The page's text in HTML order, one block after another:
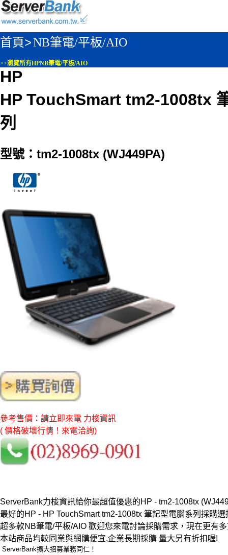
首頁>NB筆電/平板/AIO
>>瀏覽所有HPNB筆電/平板/AIO
HP
HP TouchSmart tm2-1008tx
列
型號：tm2-1008tx (WJ449PA)
參考售價：請立即來電 力梭資訊
( 價格破壞行情！來電洽詢)
ServerBank力梭資訊給你最超值優惠的HP - tm2-1008tx
最好的HP - HP TouchSmart tm2-1008tx 筆記型電腦系列採購
超多款NB筆電/平板/AIO 歡迎您來電討論採購需求，現在更有
本站商品均較同業與網購便宜,企業長期採購 量大另有折扣喔!
ServerBank擴大招募業務同仁！